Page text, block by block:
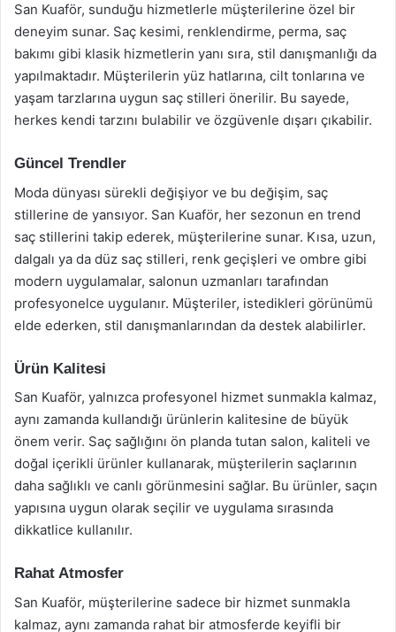
San Kuaför, sunduğu hizmetlerle müşterilerine özel bir
deneyim sunar. Saç kesimi, renklendirme, perma, saç
bakımı gibi klasik hizmetlerin yanı sıra, stil danışmanlığı da
yapılmaktadır. Müşterilerin yüz hatlarına, cilt tonlarına ve
yaşam tarzlarına uygun saç stilleri önerilir. Bu sayede,
herkes kendi tarzını bulabilir ve özgüvenle dışarı çıkabilir.
Güncel Trendler
Moda dünyası sürekli değişiyor ve bu değişim, saç
stillerine de yansıyor. San Kuaför, her sezonun en trend
saç stillerini takip ederek, müşterilerine sunar. Kısa, uzun,
dalgalı ya da düz saç stilleri, renk geçişleri ve ombre gibi
modern uygulamalar, salonun uzmanları tarafından
profesyonelce uygulanır. Müşteriler, istedikleri görünümü
elde ederken, stil danışmanlarından da destek alabilirler.
Ürün Kalitesi
San Kuaför, yalnızca profesyonel hizmet sunmakla kalmaz,
aynı zamanda kullandığı ürünlerin kalitesine de büyük
önem verir. Saç sağlığını ön planda tutan salon, kaliteli ve
doğal içerikli ürünler kullanarak, müşterilerin saçlarının
daha sağlıklı ve canlı görünmesini sağlar. Bu ürünler, saçın
yapısına uygun olarak seçilir ve uygulama sırasında
dikkatlice kullanılır.
Rahat Atmosfer
San Kuaför, müşterilerine sadece bir hizmet sunmakla
kalmaz, aynı zamanda rahat bir atmosferde keyifli bir